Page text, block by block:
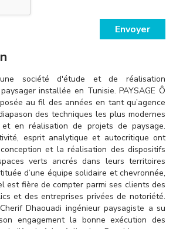
Envoyer
société d'étude et de réalisation
installée en Tunisie. PAYSAGE Ô
au fil des années en tant qu’agence
des techniques les plus modernes
en réalisation de projets de paysage.
esprit analytique et autocritique ont
et la réalisation des dispositifs
verts ancrés dans leurs territoires
d’une équipe solidaire et chevronnée,
est fière de compter parmi ses clients des
et des entreprises privées de notoriété.
Dhaouadi ingénieur paysagiste a su
engagement la bonne exécution des